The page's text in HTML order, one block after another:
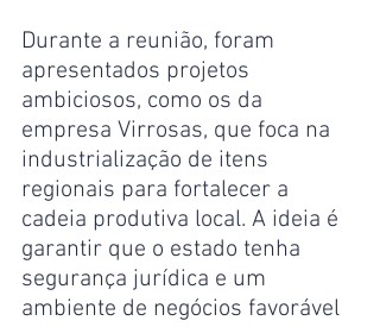
Durante a reunião, foram
apresentados projetos
ambiciosos, como os da
empresa Virrosas, que foca na
industrialização de itens
regionais para fortalecer a
cadeia produtiva local. A ideia é
garantir que o estado tenha
segurança jurídica e um
ambiente de negócios favorável